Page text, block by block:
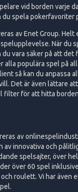
vid borden varje
du spela pokerfavoriter
av Enet Group.
När du
du vara säker på att
alla populära spel på
så kan du anpassa
Det är även lättare
filter för att hitta
av
av innovativa och
spelsajter, över
över 60 spel
roulett. Vi har även